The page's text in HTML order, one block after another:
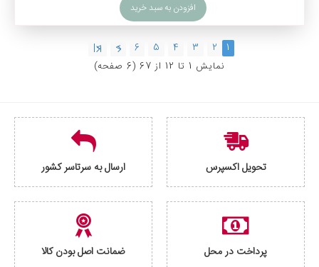
افزودن به سبد خرید
1
2
3
4
5
6
>
>|
نمايش 1 تا 12 از 67 (6 صفحه)
تحویل اکسپرس ارسال به سرتاسر کشور